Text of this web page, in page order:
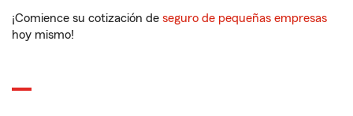
¡Comience su cotización de seguro de pequeñas empresas
hoy mismo!